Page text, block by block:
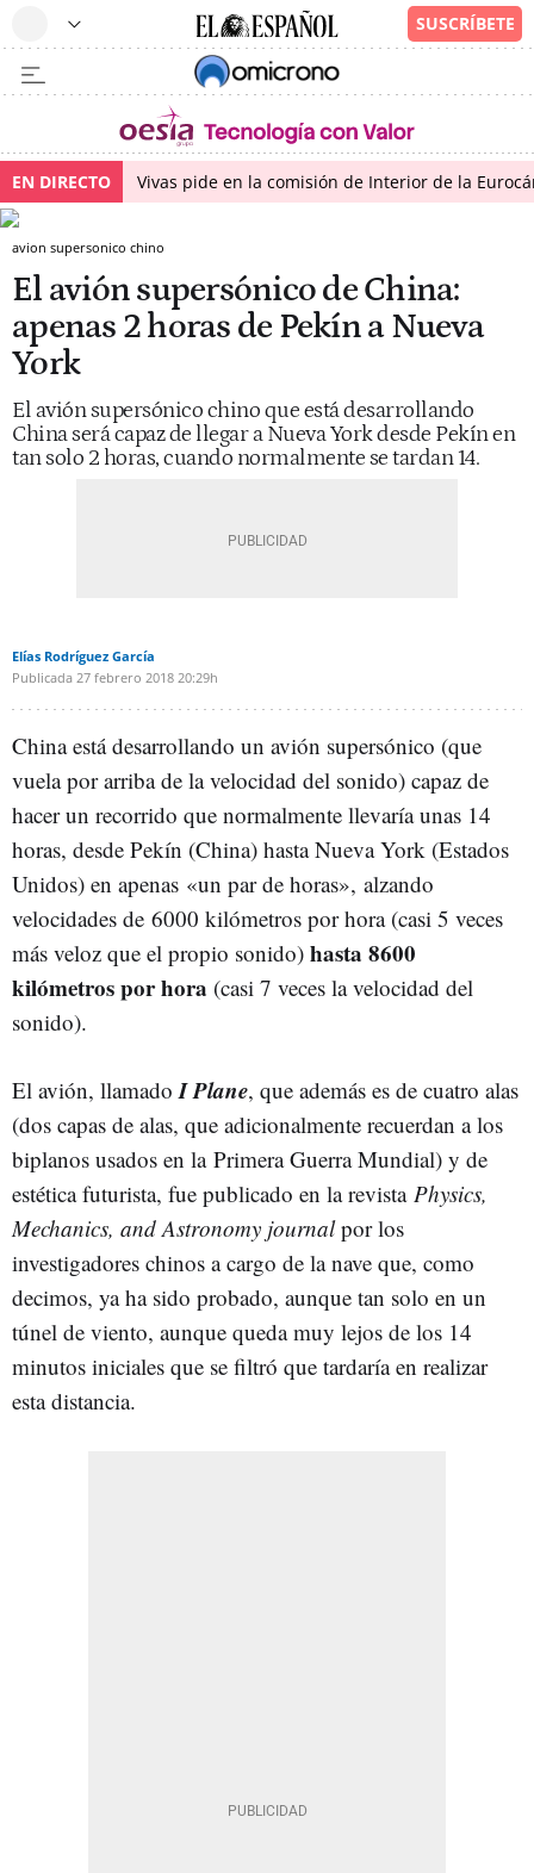
EN DIRECTO Vivas pide en la comisión de Interior de la
avion supersonico chino
El avión supersónico de China:
apenas 2 horas de Pekín a Nueva
York
El avión supersónico chino que está desarrollando
China será capaz de llegar a Nueva York desde Pekín en
tan solo 2 horas, cuando normalmente se tardan 14.
Elías Rodríguez García
Publicada 27 febrero 2018 20:29h
China está desarrollando un avión supersónico (que
vuela por arriba de la velocidad del sonido) capaz de
hacer un recorrido que normalmente llevaría unas 14
horas, desde Pekín (China) hasta Nueva York (Estados
Unidos) en apenas «un par de horas», alzando
velocidades de 6000 kilómetros por hora (casi 5 veces
más veloz que el propio sonido) hasta 8600
kilómetros por hora (casi 7 veces la velocidad del
sonido).
El avión, llamadoI Plane, que además es de cuatro alas
(dos capas de alas, que adicionalmente recuerdan a los
biplanos usados en la Primera Guerra Mundial) y de
estética futurista, fue publicado en la revista Physics,
Mechanics, and Astronomy journalpor los
investigadores chinos a cargo de la nave que, como
decimos, ya ha sido probado, aunque tan solo en un
túnel de viento, aunque queda muy lejos de los 14
minutos iniciales que se filtró que tardaría en realizar
esta distancia.